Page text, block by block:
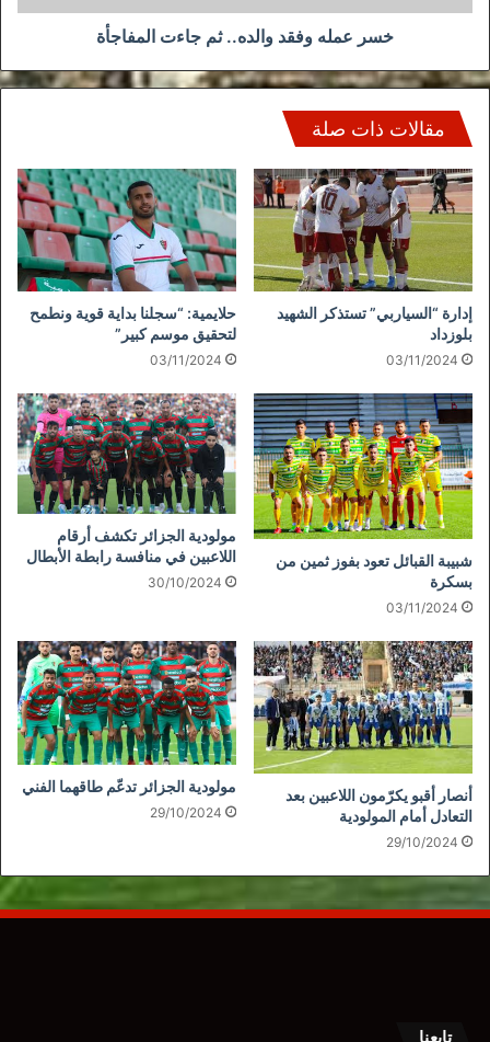
خسر عمله وفقد والده.. ثم جاءت المفاجأة
مقالات ذات صلة
إدارة “السياربي” تستذكر الشهيد
بلوزداد
03/11/2024
حلايمية: “سجلنا بداية قوية ونطمح
لتحقيق موسم كبير”
03/11/2024
شبيبة القبائل تعود بفوز ثمين من
بسكرة
03/11/2024
مولودية الجزائر تكشف أرقام
اللاعبين في منافسة رابطة الأبطال
30/10/2024
أنصار أقبو يكرّمون اللاعبين بعد
التعادل أمام المولودية
29/10/2024
مولودية الجزائر تدعّم طاقهما الفني
29/10/2024
تابعنا